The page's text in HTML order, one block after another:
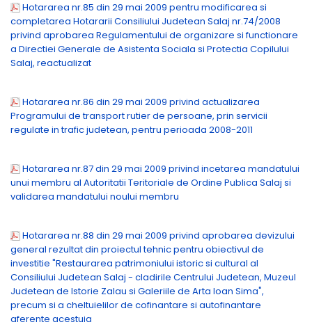
Hotararea nr.85 din 29 mai 2009 pentru modificarea si
completarea Hotararii Consiliului Judetean Salaj nr.74/2008
privind aprobarea Regulamentului de organizare si functionare
a Directiei Generale de Asistenta Sociala si Protectia Copilului
Salaj, reactualizat
Hotararea nr.86 din 29 mai 2009 privind actualizarea
Programului de transport rutier de persoane, prin servicii
regulate in trafic judetean, pentru perioada 2008-2011
Hotararea nr.87 din 29 mai 2009 privind incetarea mandatului
unui membru al Autoritatii Teritoriale de Ordine Publica Salaj si
validarea mandatului noului membru
Hotararea nr.88 din 29 mai 2009 privind aprobarea devizului
general rezultat din proiectul tehnic pentru obiectivul de
investitie "Restaurarea patrimoniului istoric si cultural al
Consiliului Judetean Salaj - cladirile Centrului Judetean, Muzeul
Judetean de Istorie Zalau si Galeriile de Arta Ioan Sima",
precum si a cheltuielilor de cofinantare si autofinantare
aferente acestuia